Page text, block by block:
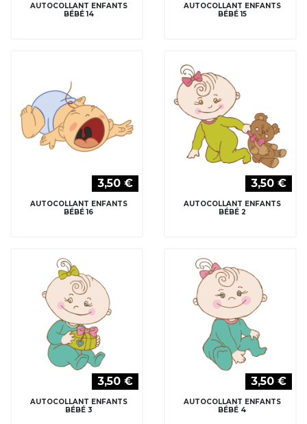
AUTOCOLLANT ENFANTS
BÉBÉ 14
AUTOCOLLANT ENFANTS
BÉBÉ 15
3,50 €
AUTOCOLLANT ENFANTS
BÉBÉ 16
3,50 €
AUTOCOLLANT ENFANTS
BÉBÉ 2
3,50 €
AUTOCOLLANT ENFANTS
BÉBÉ 3
3,50 €
AUTOCOLLANT ENFANTS
BÉBÉ 4